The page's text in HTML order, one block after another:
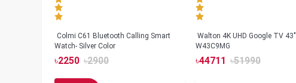
Colmi C61 Bluetooth Calling Smart
Watch- Silver Color
৳2250 ৳2900
Walton 4K UHD Google TV 43"
W43C9MG
৳44711 ৳51990